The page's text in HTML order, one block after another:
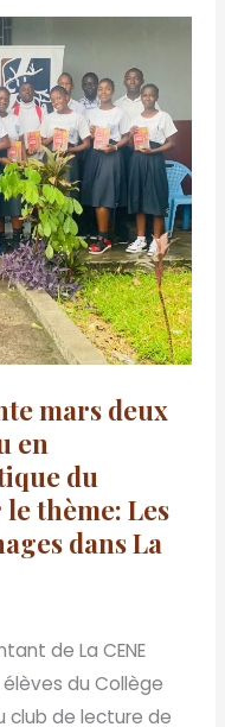
mars deux
en
du
thème: Les
dans La
de La CENE
du Collège
club de lecture de